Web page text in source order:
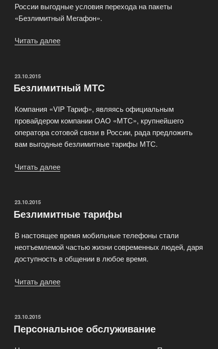
России выгодные условия перехода на пакеты
«Безлимитный Мегафон».
Читать далее
ОПУБЛИКОВАНО
23.10.2015
Безлимитный МТС
Компания «VIP Тариф», являясь официальным
провайдером компании ОАО «МТС», крупнейшего
оператора сотовой связи в России, рада предложить
вам выгодные безлимитные тарифы МТС.
Читать далее
ОПУБЛИКОВАНО
23.10.2015
Безлимитные тарифы
В настоящее время мобильные телефоны стали
неотъемлемой частью жизни современных людей, даря
доступность в общении в любое время.
Читать далее
ОПУБЛИКОВАНО
23.10.2015
Персональное обслуживание